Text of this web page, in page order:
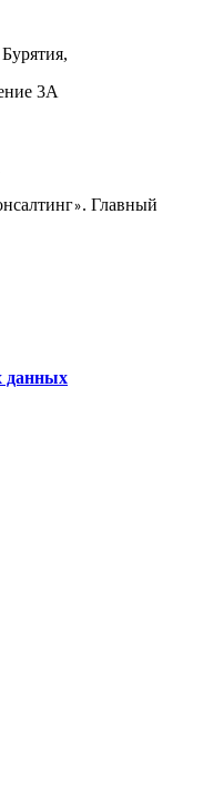
3А
». Главный
данных